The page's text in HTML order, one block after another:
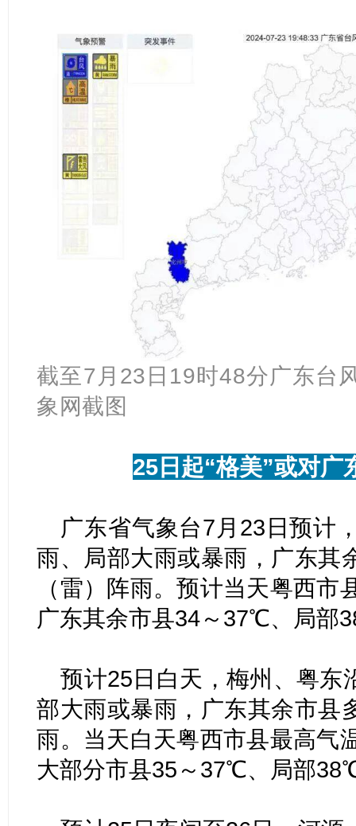
截至7月23日19时48分广东台
象网截图
25日起“格美”或对广
广东省气象台7月23日预计
雨、局部大雨或暴雨，广东其
（雷）阵雨。预计当天粤西
广东其余市县34～37℃、局部
预计25日白天，梅州、粤东
部大雨或暴雨，广东其余市县
雨。当天白天粤西市县最高气
大部分市县35～37℃、局部